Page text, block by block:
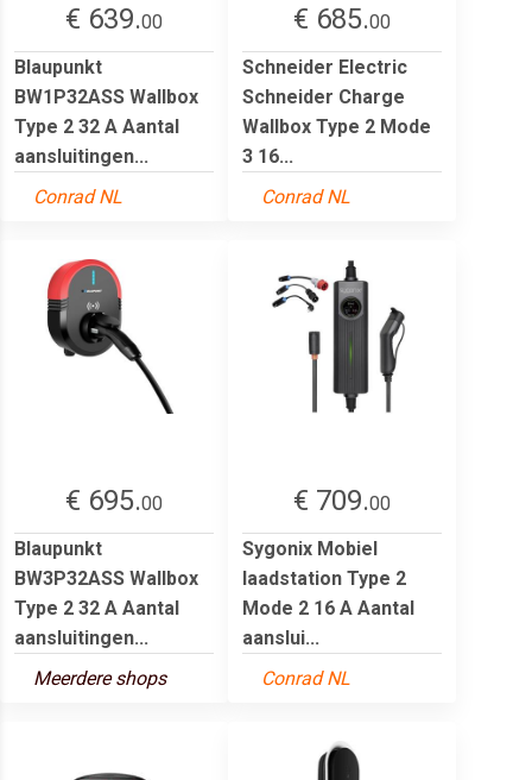
€ 639.00
Blaupunkt
BW1P32ASS Wallbox
Type 2 32 A Aantal
aansluitingen...
Conrad NL
€ 685.00
Schneider Electric
Schneider Charge
Wallbox Type 2 Mode
3 16...
Conrad NL
€ 695.00
Blaupunkt
BW3P32ASS Wallbox
Type 2 32 A Aantal
aansluitingen...
Meerdere shops
€ 709.00
Sygonix Mobiel
laadstation Type 2
Mode 2 16 A Aantal
aanslui...
Conrad NL